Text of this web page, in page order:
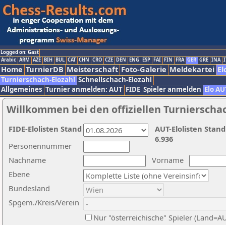
Logged on: Gast
Arabic ARM AZE BIH BUL CAT CHN CRO CZE DEN ENG ESP FAI FIN FRA GER GRE INA
Home TurnierDB Meisterschaft Foto-Galerie Meldekartei
Turnierschach-Elozahl Schnellschach-Elozahl
Allgemeines Turnier anmelden: AUT FIDE Spieler anmelden Elo
Willkommen bei den offiziellen
Nachname
Vorname
Ebene
Personennummer
Bundesland
Spgem./Kreis/Verein
Nur "österreichische" Spieler
AUT-Elolisten
6.936
FIDE-Elolisten Stand